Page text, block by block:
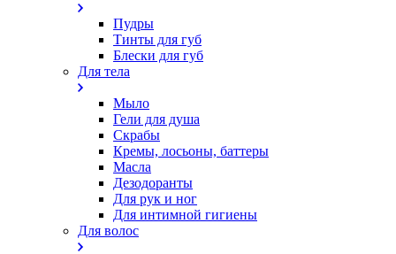
Пудры
Тинты для губ
Блески для губ
Для тела
Мыло
Гели для душа
Скрабы
Кремы, лосьоны, баттеры
Масла
Дезодоранты
Для рук и ног
Для интимной гигиены
Для волос